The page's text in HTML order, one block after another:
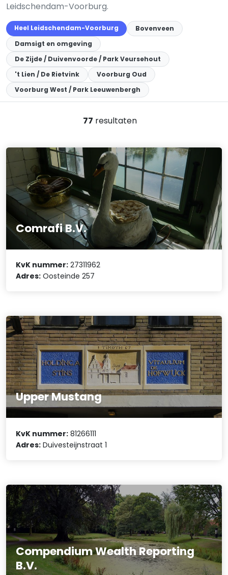
Leidschendam-Voorburg.
Heel Leidschendam-Voorburg
Bovenveen
Damsigt en omgeving
De Zijde / Duivenvoorde / Park Veursehout
't Lien / De Rietvink
Voorburg Oud
Voorburg West / Park Leeuwenbergh
77 resultaten
Comrafi B.V.
KvK nummer: 27311962
Adres: Oosteinde 257
Upper Mustang
KvK nummer: 81266111
Adres: Duivesteijnstraat 1
Compendium Wealth Reporting
B.V.